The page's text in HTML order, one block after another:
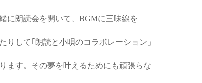
に朗読会を開いて、BGMに三味線を
りして｢朗読と小唄のコラボレーション」
ます。 その夢を叶えるためにも頑張らな